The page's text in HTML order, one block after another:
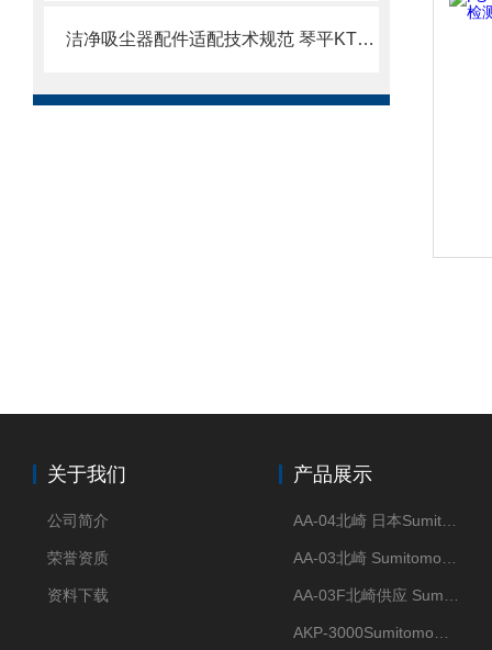
洁净吸尘器配件适配技术规范 琴平KTV-MVB吸嘴选型与工况匹配方案
关于我们
公司简介
荣誉资质
资料下载
产品展示